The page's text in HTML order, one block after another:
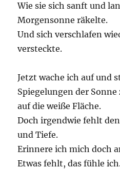
Wie sie sich sanft und
Morgensonne räkelte.
Und sich verschlafen
versteckte.
Jetzt wache ich auf und
Spiegelungen der
auf die weiße Fläche.
Doch irgendwie fehlt
und Tiefe.
Erinnere ich mich doch
Etwas fehlt, das fühle